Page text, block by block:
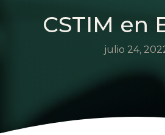
CSTIM en
julio 24,